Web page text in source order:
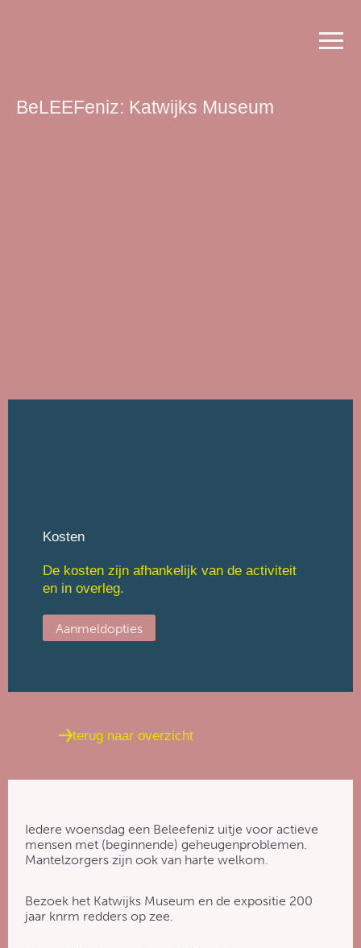
BeLEEFeniz: Katwijks Museum
Iedere woensdag een Beleefeniz uitje voor actieve
mensen met (beginnende) geheugenproblemen.
Mantelzorgers zijn ook van harte welkom.
Bezoek het Katwijks Museum en de expositie 200
jaar knrm redders op zee.
Kosten
De kosten zijn afhankelijk van de activiteit
en in overleg.
Aanmeldopties
Nu aanmelden
terug naar overzicht